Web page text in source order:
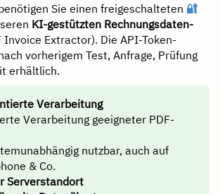
Sie einen freigeschalteten 🔐
KI-gestützten Rechnungsdaten-
Extractor). Die API-Token-
vorherigem Test, Anfrage, Prüfung
erhältlich.
Verarbeitung
Verarbeitung geeigneter PDF-
nutzbar, auch auf
& Co.
Serverstandort